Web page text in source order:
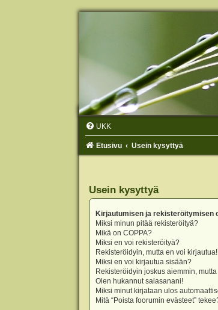
UKK
Etusivu Usein kysyttyä
Usein kysyttyä
Kirjautumisen ja rekisteröitymisen
Miksi minun pitää rekisteröityä?
Mikä on COPPA?
Miksi en voi rekisteröityä?
Rekisteröidyin, mutta en voi kirjautua!
Miksi en voi kirjautua sisään?
Rekisteröidyin joskus aiemmin,
Olen hukannut salasanani!
Miksi minut kirjataan ulos
Mitä “Poista foorumin evästeet”